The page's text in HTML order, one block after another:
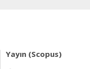
Yayın (Scopus)